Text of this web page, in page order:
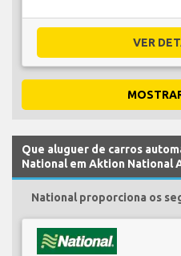
VER
Que aluguer de carros
National em Aktion National
National proporciona os